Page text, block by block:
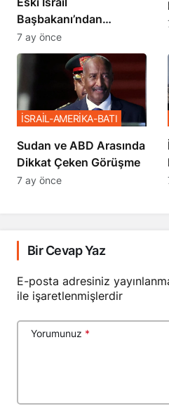
Başbakanı’ndan
Netanyahu’ya Ağır
Sözler
7 ay önce
Sudan ve ABD Arasında
Dikkat Çeken Görüşme
İSRAİL-AMERİKA-BATI
7 ay önce
Bir Cevap Yaz
E-posta adresiniz
ile işaretlenmişlerdir
Yorumunuz *